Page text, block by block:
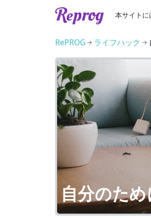
本サイトに
RePROG ライフハック
自分のた